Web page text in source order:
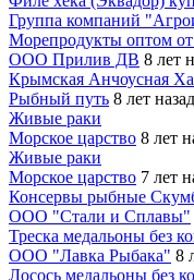
Группа компаний
Морепродукты оптом от
ООО Прилив ДВ 8 лет
Крымская Анчоусная
Рыбный путь 8 лет назад
Живые раки
Морское царство 8 лет
Живые раки
Морское царство 7 лет
Консервы рыбные
ООО "Стали и Сплавы"
Треска медальоны без
ООО "Лавка Рыбака" 8
Лосось медальоны без